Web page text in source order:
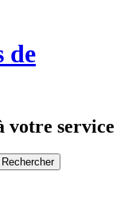
de
votre service